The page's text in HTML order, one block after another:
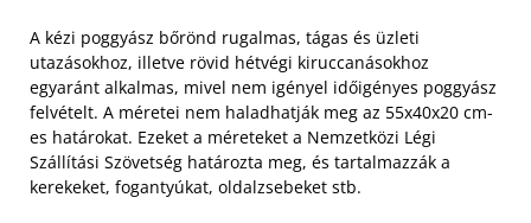
A kézi poggyász bőrönd rugalmas, tágas és üzleti
utazásokhoz, illetve rövid hétvégi kiruccanásokhoz
egyaránt alkalmas, mivel nem igényel időigényes poggyász
felvételt. A méretei nem haladhatják meg az 55x40x20 cm-
es határokat. Ezeket a méreteket a Nemzetközi Légi
Szállítási Szövetség határozta meg, és tartalmazzák a
kerekeket, fogantyúkat, oldalzsebeket stb.